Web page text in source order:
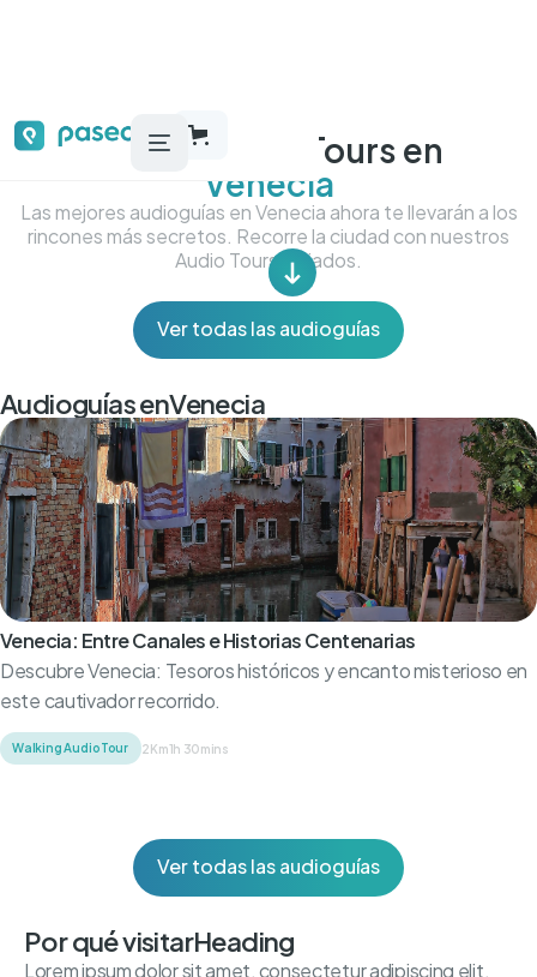
Audioguías y Tours en
Venecia
Las mejores audioguías en Venecia ahora te llevarán a los
rincones más secretos. Recorre la ciudad con nuestros
Audio Tours Guiados.
Ver todas las audioguías
Audioguías enVenecia
Venecia: Entre Canales e Historias Centenarias
Descubre Venecia: Tesoros históricos y encanto misterioso en
este cautivador recorrido.
Walking Audio Tour 2Km1h 30mins
Ver todas las audioguías
Por qué visitarHeading
Lorem ipsum dolor sit amet, consectetur adipiscing elit.